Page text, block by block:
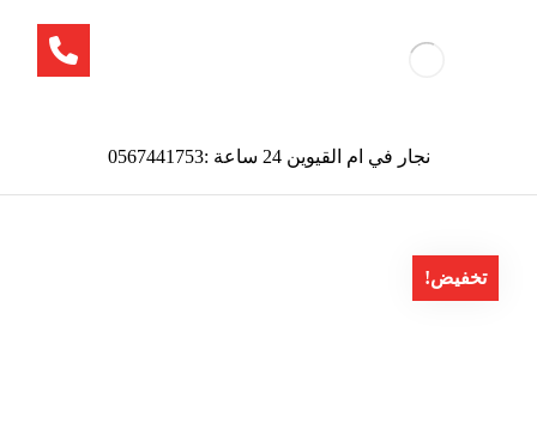
نجار في ام القيوين 24 ساعة :0567441753
تخفيض!